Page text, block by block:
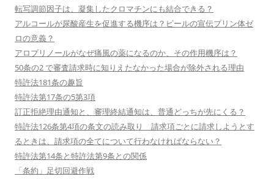
転写調節因子は、凝集したクロマチンにも結合できる？
アルコールが尿酸産生を促進する機序は？ビールの宣伝プリン体ゼ
ロの意義？
アロプリノールがなぜ痛風の薬になるのか、その作用機序は？
50条の2 で審査請求時に知りえたなかった場合が除外される理由
特許法181条の趣旨
特許法第17条の5第3項
訂正拒絶理由通知と、審理終結通知は、普通どっちが先にくる？
特許法126条第4項の条文の読み取り 請求項ごとに請求しようとす
るときは、請求項の全てについて行わなければならない？
特許法第14条と特許法第9条との関係
「条約」足切回避作戦